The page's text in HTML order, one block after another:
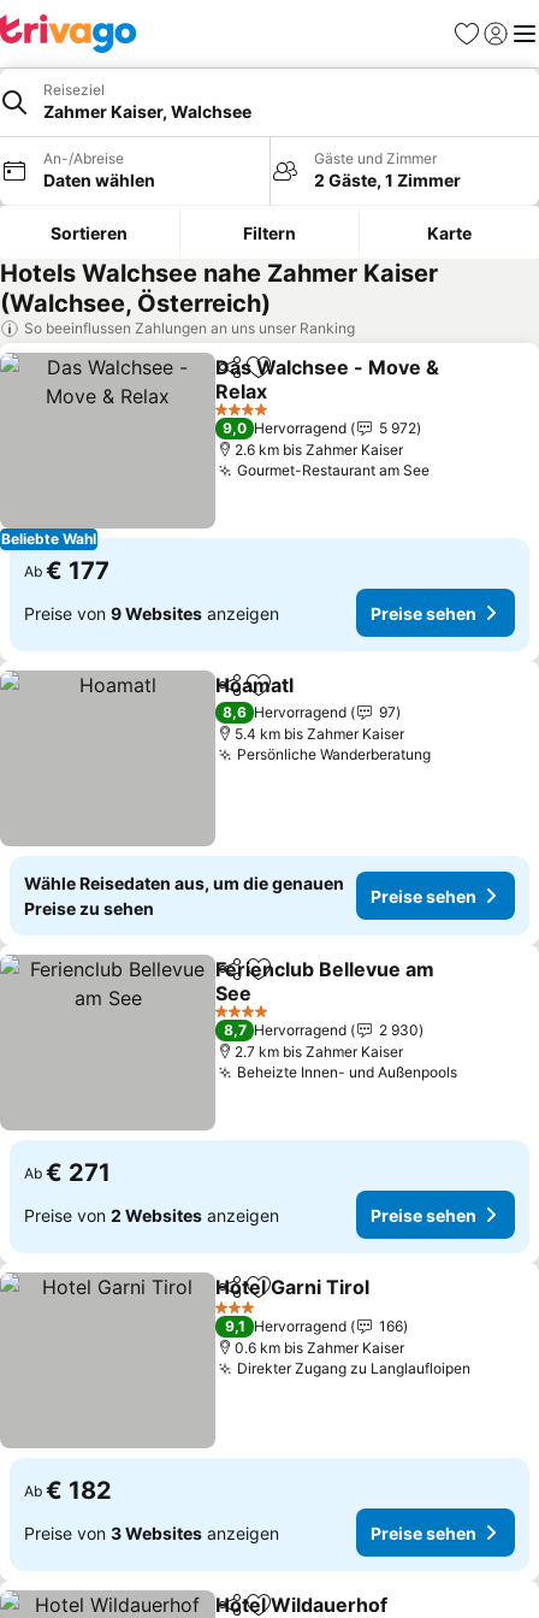
Favoriten
Reiseziel
Zahmer Kaiser, Walchsee
An-/Abreise
Daten wählen
Gäste und Zimmer
2 Gäste, 1 Zimmer
Sortieren Filtern Karte
Hotels Walchsee nahe Zahmer Kaiser
(Walchsee, Österreich)
So beeinflussen Zahlungen an uns unser Ranking
Beliebte Wahl
TeilenZu Favoriten hinzufügen
Das Walchsee - Move &
Relax
Preise sehen
4 Sterne
9,0 Hervorragend
5 972
2.6 km bis Zahmer Kaiser
Gourmet-Restaurant am SeePreise
Ab € 177
Preise von 9 Websites anzeigen Preise sehen
TeilenZu Favoriten hinzufügen
Hoamatl
8,6 Hervorragend
97
5.4 km bis Zahmer Kaiser
Persönliche WanderberatungPreise
Wähle Reisedaten aus, um die genauen
Preise zu sehen
Preise sehen
TeilenZu Favoriten hinzufügen
Ferienclub Bellevue am
See
Preise sehen
4 Sterne
8,7 Hervorragend
2 930
2.7 km bis Zahmer Kaiser
Beheizte Innen- und AußenpoolsPreise
Ab € 271
Preise von 2 Websites anzeigen Preise sehen
TeilenZu Favoriten hinzufügen
Hotel Garni Tirol
3 Sterne
9,1 Hervorragend
166
0.6 km bis Zahmer Kaiser
Direkter Zugang zu Langlaufloipen
Ab € 182
Preise von 3 Websites anzeigen Preise sehen
Hotel Wildauerhof